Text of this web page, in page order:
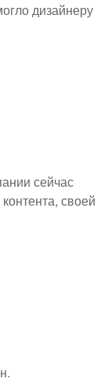
дизайнеру
сейчас
своей